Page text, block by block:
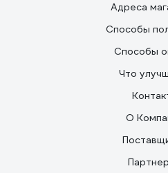
Адреса
Способы
Способы
Что
О